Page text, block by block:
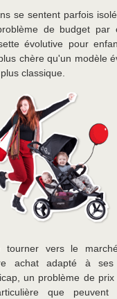
se sentent parfois
de budget par
évolutive pour
chère qu'un modèle
classique.
tourner vers le
achat adapté à ses
un problème de
que peuvent